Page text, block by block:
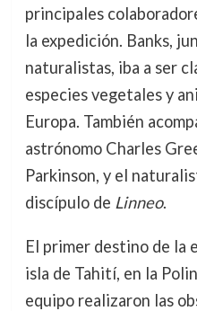
principales
la expedición. Banks,
naturalistas, iba a ser
especies vegetales y
Europa. También
astrónomo Charles
Parkinson, y el
discípulo de Linneo.
El primer destino de la
isla de Tahití, en la
equipo realizaron las